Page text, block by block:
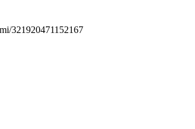
321920471152167